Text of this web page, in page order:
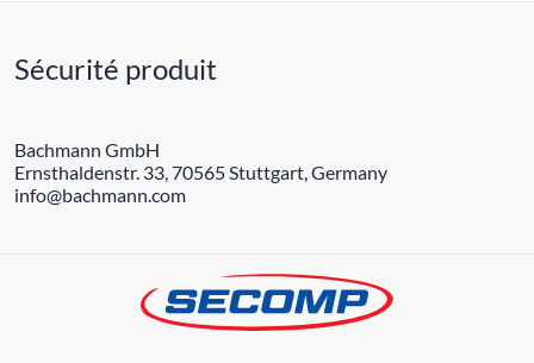
Sécurité produit
Bachmann GmbH
Ernsthaldenstr. 33, 70565 Stuttgart, Germany
info@bachmann.com